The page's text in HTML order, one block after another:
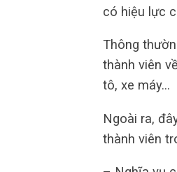
có hiệu lực
Thông
thành viên
tô, xe máy…
Ngoài ra,
thành viên